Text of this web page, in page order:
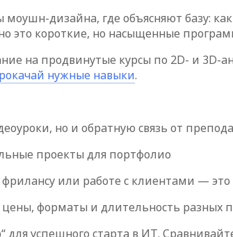
дизайна, где объясняют базу:
это короткие, но насыщенные
на продвинутые курсы по 2D- и 3D-
нужные навыки.
но и обратную связь от
проекты для портфолио
или работе с клиентами — это
форматы и длительность разных
успешного старта в ИТ.